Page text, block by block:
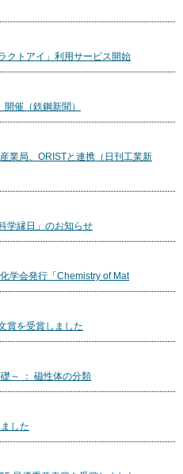
クトアイ」利用サービス開始
催（鉄鋼新聞）
業局、ORISTと連携（日刊工業新
学縁日」のお知らせ
学会発行「Chemistry of Mat
賞を受賞しました
～ ： 磁性体の分類
した